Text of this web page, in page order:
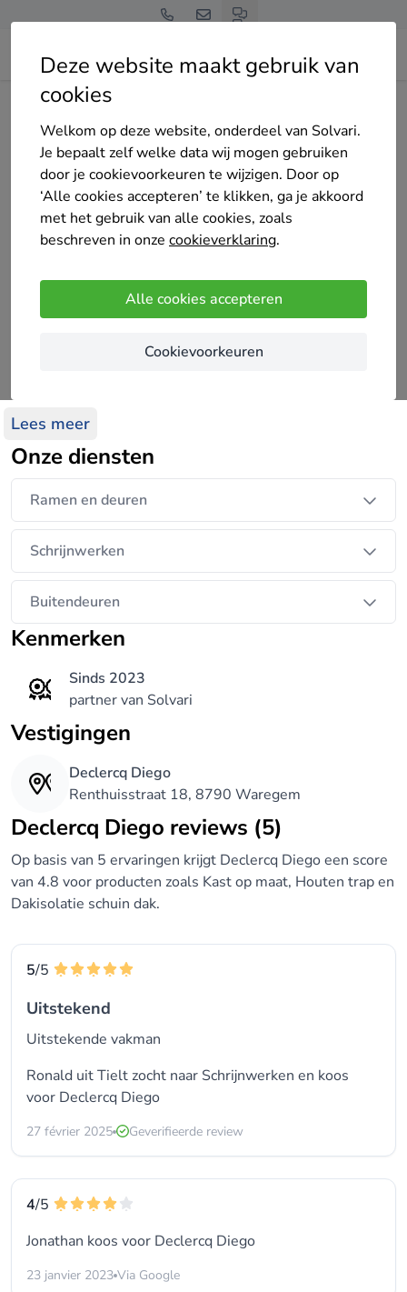
Deze website maakt gebruik van
cookies
Welkom op deze website, onderdeel van Solvari.
Je bepaalt zelf welke data wij mogen gebruiken
door je cookievoorkeuren te wijzigen. Door op
‘Alle cookies accepteren’ te klikken, ga je akkoord
met het gebruik van alle cookies, zoals
beschreven in onze cookieverklaring.
Alle cookies accepteren
Cookievoorkeuren
Home Bedrijven overzicht
Declercq Diego
/5
(5 reviews)
Alle schrijnwerk in diverse houtsoorten voor buiten
- gevelbekleding
- terrassen
Binnenhuisinrinchting op maat:
- keukens
- dressings & inbouwkasten
- bureau
- badkamermeubelen
- laminaat & parket
Eén adres voor de renovatie van uw interieur:
- totaalinrichting
- plafonds
- gipsplaten
- isolatie
- ...
alles uitgevoerd volgens de regels van de kunst
Lees meer
Onze diensten
Ramen en deuren
Schrijnwerken
Buitendeuren
Kenmerken
Sinds 2023
partner van Solvari
Vestigingen
Declercq Diego
Renthuisstraat 18, 8790 Waregem
Declercq Diego reviews (5)
Op basis van 5 ervaringen krijgt Declercq Diego een score
van 4.8 voor producten zoals Kast op maat, Houten trap en
Dakisolatie schuin dak.
5/5
Uitstekend
Uitstekende vakman
Ronald uit Tielt zocht naar Schrijnwerken en koos
voor Declercq Diego
27 février 2025 Geverifieerde review
4/5
Jonathan koos voor Declercq Diego
23 janvier 2023 Via Google